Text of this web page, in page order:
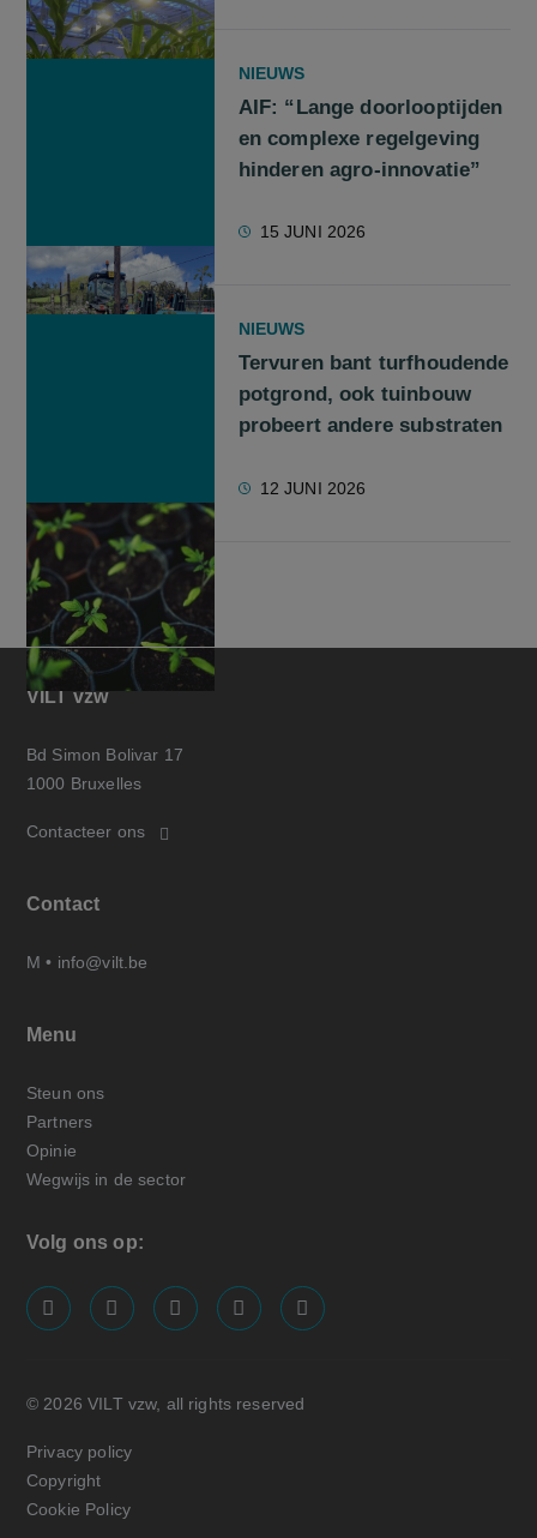
NIEUWS
AIF: “Lange doorlooptijden
en complexe regelgeving
hinderen agro-innovatie”
15 JUNI 2026
NIEUWS
Tervuren bant turfhoudende
potgrond, ook tuinbouw
probeert andere substraten
12 JUNI 2026
VILT vzw
Bd Simon Bolivar 17
1000 Bruxelles
Contacteer ons
Contact
M • info@vilt.be
Menu
Steun ons
Partners
Opinie
Wegwijs in de sector
Volg ons op:
screenreader.visit us on our facebook page: https://
screenreader.visit us on our linkedin page:
screenreader.visit us on our
screenreader.visit us on our x
screenreader.visit us on
© 2026 VILT vzw, all rights reserved
Privacy policy
Copyright
Cookie Policy